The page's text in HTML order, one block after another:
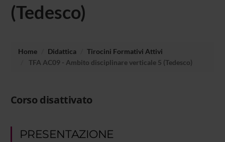
(Tedesco)
Home Didattica
Tirocini Formativi Attivi
TFA AC09 - Ambito disciplinare verticale 5 (Tedesco)
Corso disattivato
PRESENTAZIONE